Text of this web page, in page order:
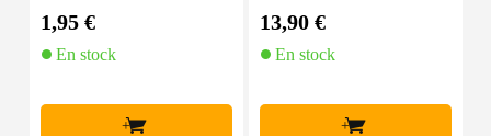
1,95 €
En stock
+
13,90 €
En stock
+